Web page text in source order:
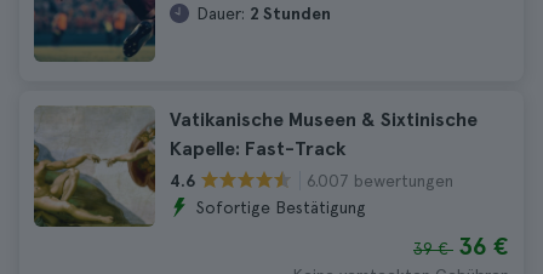
Dauer: 2 Stunden
Vatikanische Museen & Sixtinische
Kapelle: Fast-Track
4.6
6.007 bewertungen
Sofortige Bestätigung
39 € 36 €